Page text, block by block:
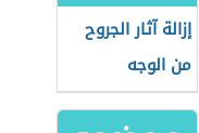
إزالة آثار الجروح
من الوجه